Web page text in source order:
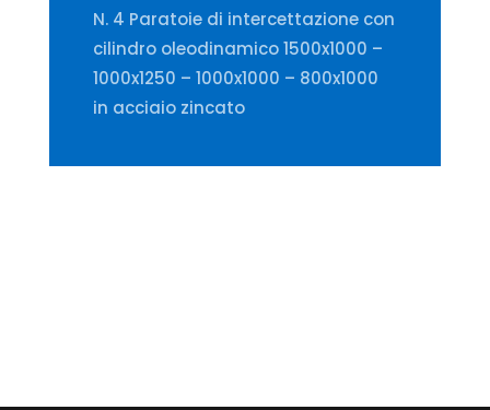
N. 4 Paratoie di intercettazione con
cilindro oleodinamico 1500x1000 –
1000x1250 – 1000x1000 – 800x1000
in acciaio zincato